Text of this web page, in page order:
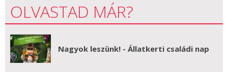
OLVASTAD MÁR?
Nagyok leszünk! - Állatkerti családi nap